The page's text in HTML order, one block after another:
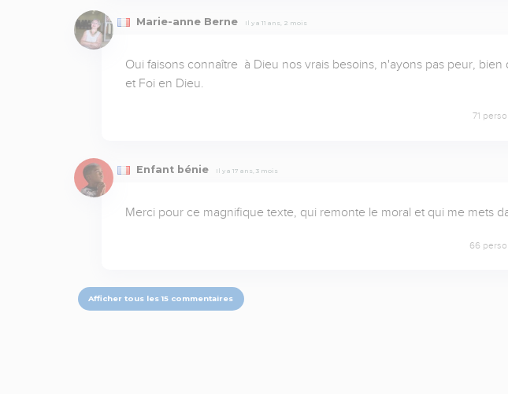
Marie-anne Berne Il y a 11 ans, 2 mois
Oui faisons connaître  à Dieu nos vrais besoins, n'ayons pas peur,
et Foi en Dieu.
71
Enfant bénie Il y a 17 ans, 3 mois
Merci pour ce magnifique texte, qui remonte le moral et qui me mets
66
Afficher tous les 15 commentaires